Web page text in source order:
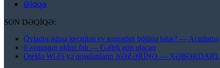
Əlaqə
SON DƏQİQƏ:
Övladın adına keçirilən ev sonradan bölünə bilər? — Açıqlama
6 avqustun ulduz falı — Gəlirli gün olacaq
Oteldə Wi-Fi-yə qoşulanların NƏZƏRİNƏ —